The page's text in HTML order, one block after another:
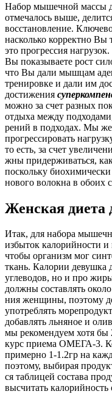
Набор мышечной массы
отмечалось выше,
восстановление.
насколько корректно Вы
это прог­рес­сия
Вы показываете рост
что Вы дали мышцам
тре­ни­ров­ке и дали им
достижения
можно за счет разных
отдыха между
ре­ний в под­хо­дах. Мы
прогрессировать
то есть, за счет
ж­ны при­дер­жи­вать­ся,
поскольку
но­во­го волокна в обоих
Женская диета
Итак, для набора
избыток калорийности
чтобы организм мог
ткань. Калории девушка
углеводов, но и про
должны составлять
ния женщины, поэтому
употреблять
добавлять льняное и
мы рекомендуем хотя бы
курс при­е­ма ОМЕГА-3.
примерно 1-1.2гр на
поэтому, выбирая
ся таб­ли­цей сос­та­ва
высчитать